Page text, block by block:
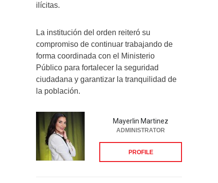
ilícitas.
La institución del orden reiteró su
compromiso de continuar trabajando de
forma coordinada con el Ministerio
Público para fortalecer la seguridad
ciudadana y garantizar la tranquilidad de
la población.
Mayerlin Martinez
ADMINISTRATOR
PROFILE